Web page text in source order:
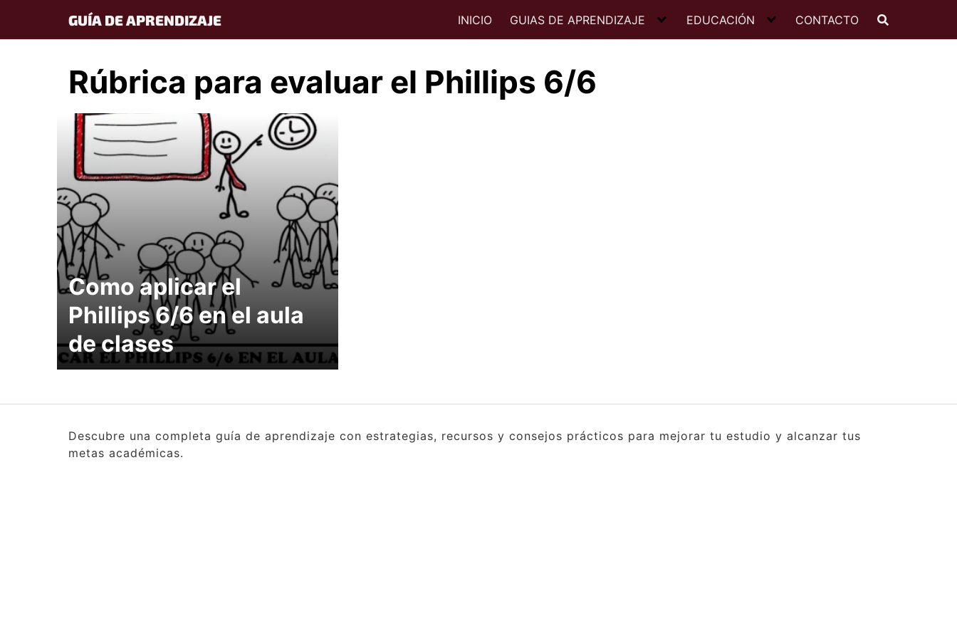
content
GUÍA DE APRENDIZAJE INICIO GUIAS DE APRENDIZAJE EDUCACIÓN CONTACTO
Rúbrica para evaluar el Phillips 6/6
Como aplicar el
Phillips 6/6 en el aula
de clases
Descubre una completa guía de aprendizaje con estrategias, recursos y consejos prácticos para mejorar tu estudio y alcanzar tus
metas académicas.